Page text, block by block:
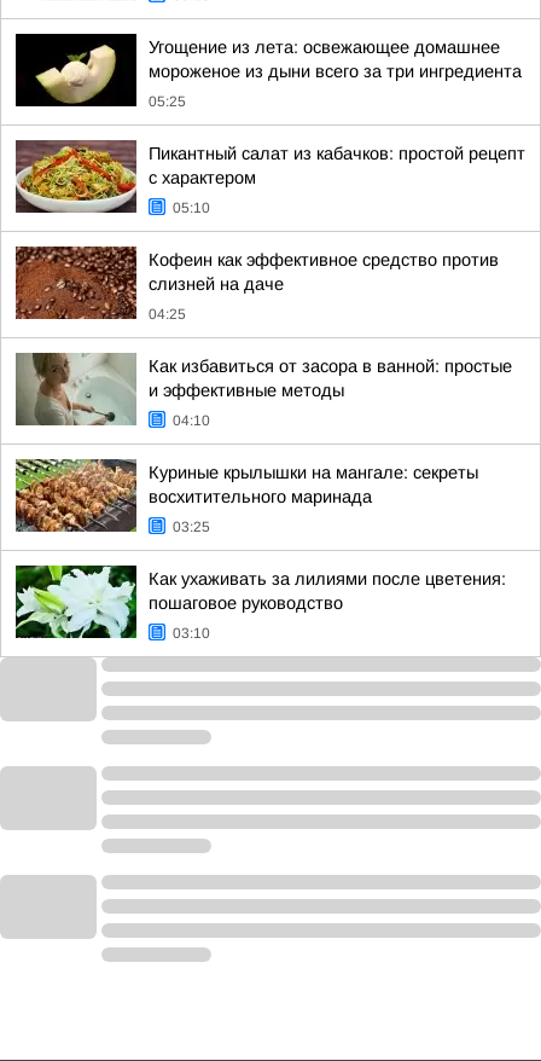
Угощение из лета: освежающее домашнее
мороженое из дыни всего за три ингредиента
05:25
Пикантный салат из кабачков: простой рецепт
с характером
05:10
Кофеин как эффективное средство против
слизней на даче
04:25
Как избавиться от засора в ванной: простые
и эффективные методы
04:10
Куриные крылышки на мангале: секреты
восхитительного маринада
03:25
Как ухаживать за лилиями после цветения:
пошаговое руководство
03:10